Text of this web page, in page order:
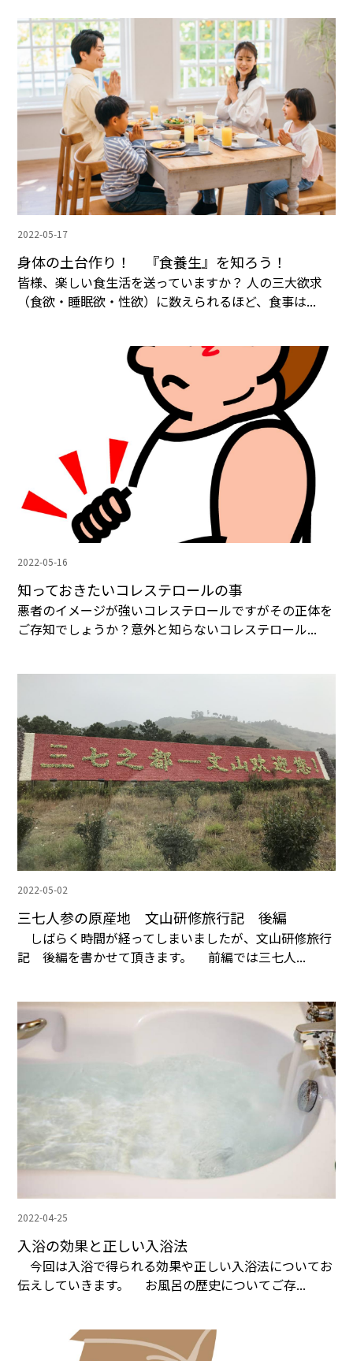
2022-05-17
身体の土台作り！ 『食養生』を知ろう！
皆様、楽しい食生活を送っていますか？ 人の三大欲求
（食欲・睡眠欲・性欲）に数えられるほど、食事は...
2022-05-16
知っておきたいコレステロールの事
悪者のイメージが強いコレステロールですがその正体を
ご存知でしょうか？意外と知らないコレステロール...
2022-05-02
三七人参の原産地 文山研修旅行記 後編
しばらく時間が経ってしまいましたが、文山研修旅行
記 後編を書かせて頂きます。 前編では三七人...
2022-04-25
入浴の効果と正しい入浴法
今回は入浴で得られる効果や正しい入浴法についてお
伝えしていきます。 お風呂の歴史についてご存...